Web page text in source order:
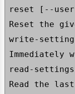
reset [--user
Reset the
write-
Immediately
read-settings
Read the